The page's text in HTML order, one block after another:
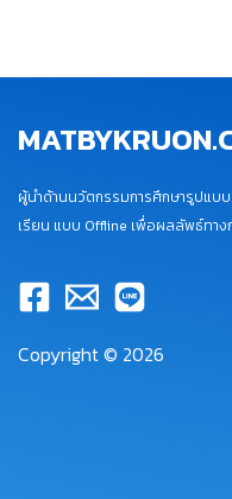
ผู้นำด้านนวัตกรรมการศึกษารูปแบบ
เรียน แบบ Offline เพื่อผลลัพธ์ทา
Copyright © 2026